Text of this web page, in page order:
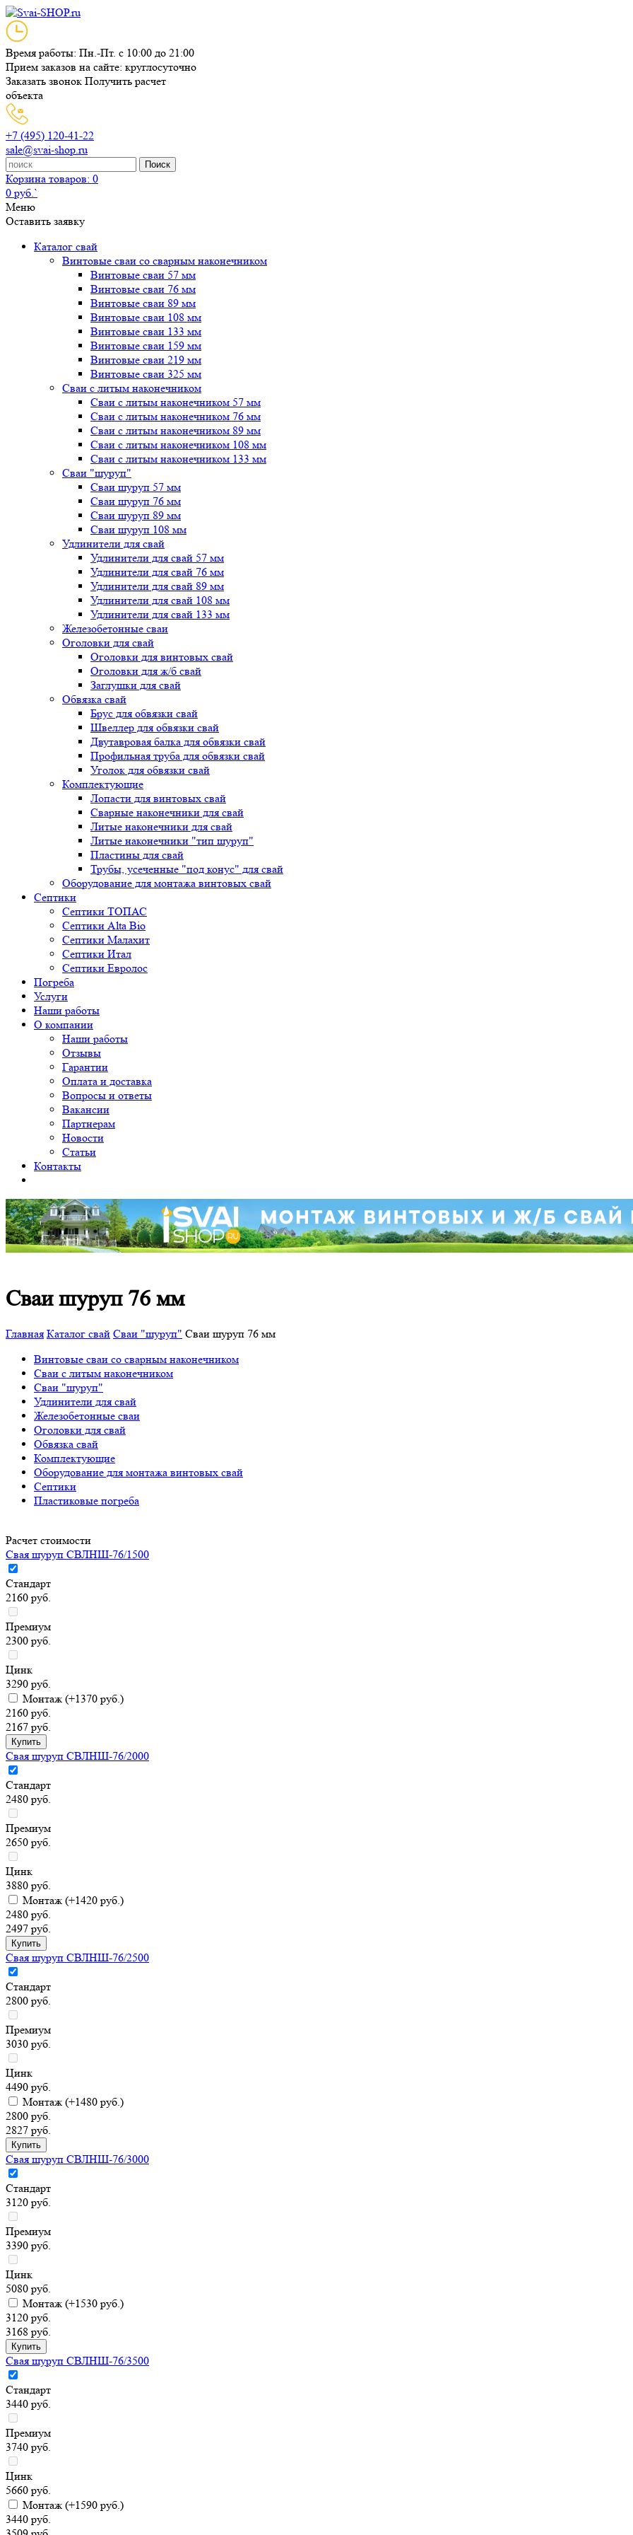
Время работы: Пн.-Пт. с 10:00 до 21:00
Прием заказов на сайте: круглосуточно
Заказать звонок Получить расчет
объекта
+7 (495) 120-41-22
sale@svai-shop.ru
Поиск
Корзина товаров: 0
0 руб.`
Меню
Оставить заявку
Каталог свай
Винтовые сваи со сварным наконечником
Винтовые сваи 57 мм
Винтовые сваи 76 мм
Винтовые сваи 89 мм
Винтовые сваи 108 мм
Винтовые сваи 133 мм
Винтовые сваи 159 мм
Винтовые сваи 219 мм
Винтовые сваи 325 мм
Сваи с литым наконечником
Сваи с литым наконечником 57 мм
Сваи с литым наконечником 76 мм
Сваи с литым наконечником 89 мм
Сваи с литым наконечником 108 мм
Сваи с литым наконечником 133 мм
Сваи "шуруп"
Сваи шуруп 57 мм
Сваи шуруп 76 мм
Сваи шуруп 89 мм
Сваи шуруп 108 мм
Удлинители для свай
Удлинители для свай 57 мм
Удлинители для свай 76 мм
Удлинители для свай 89 мм
Удлинители для свай 108 мм
Удлинители для свай 133 мм
Железобетонные сваи
Оголовки для свай
Оголовки для винтовых свай
Оголовки для ж/б свай
Заглушки для свай
Обвязка свай
Брус для обвязки свай
Швеллер для обвязки свай
Двутавровая балка для обвязки свай
Профильная труба для обвязки свай
Уголок для обвязки свай
Комплектующие
Лопасти для винтовых свай
Сварные наконечники для свай
Литые наконечники для свай
Литые наконечники "тип шуруп"
Пластины для свай
Трубы, усеченные "под конус" для свай
Оборудование для монтажа винтовых свай
Септики
Септики ТОПАС
Септики Alta Bio
Септики Малахит
Септики Итал
Септики Евролос
Погреба
Услуги
Наши работы
О компании
Наши работы
Отзывы
Гарантии
Оплата и доставка
Вопросы и ответы
Вакансии
Партнерам
Новости
Статьи
Контакты
Сваи шуруп 76 мм
Главная Каталог свай Сваи "шуруп" Сваи шуруп 76 мм
Винтовые сваи со сварным наконечником
Сваи с литым наконечником
Сваи "шуруп"
Удлинители для свай
Железобетонные сваи
Оголовки для свай
Обвязка свай
Комплектующие
Оборудование для монтажа винтовых свай
Септики
Пластиковые погреба
Расчет стоимости
Свая шуруп СВЛНШ-76/1500
Стандарт
2160 руб.
Премиум
2300 руб.
Цинк
3290 руб.
Монтаж (+1370 руб.)
2160 руб.
2167 руб.
Свая шуруп СВЛНШ-76/2000
Стандарт
2480 руб.
Премиум
2650 руб.
Цинк
3880 руб.
Монтаж (+1420 руб.)
2480 руб.
2497 руб.
Свая шуруп СВЛНШ-76/2500
Стандарт
2800 руб.
Премиум
3030 руб.
Цинк
4490 руб.
Монтаж (+1480 руб.)
2800 руб.
2827 руб.
Свая шуруп СВЛНШ-76/3000
Стандарт
3120 руб.
Премиум
3390 руб.
Цинк
5080 руб.
Монтаж (+1530 руб.)
3120 руб.
3168 руб.
Свая шуруп СВЛНШ-76/3500
Стандарт
3440 руб.
Премиум
3740 руб.
Цинк
5660 руб.
Монтаж (+1590 руб.)
3440 руб.